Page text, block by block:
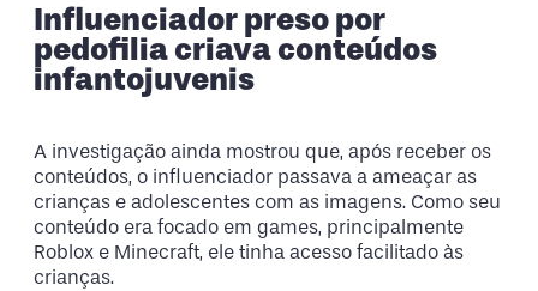
Influenciador preso por
pedofilia criava conteúdos
infantojuvenis
A investigação ainda mostrou que, após receber os
conteúdos, o influenciador passava a ameaçar as
crianças e adolescentes com as imagens. Como seu
conteúdo era focado em games, principalmente
Roblox e Minecraft, ele tinha acesso facilitado às
crianças.